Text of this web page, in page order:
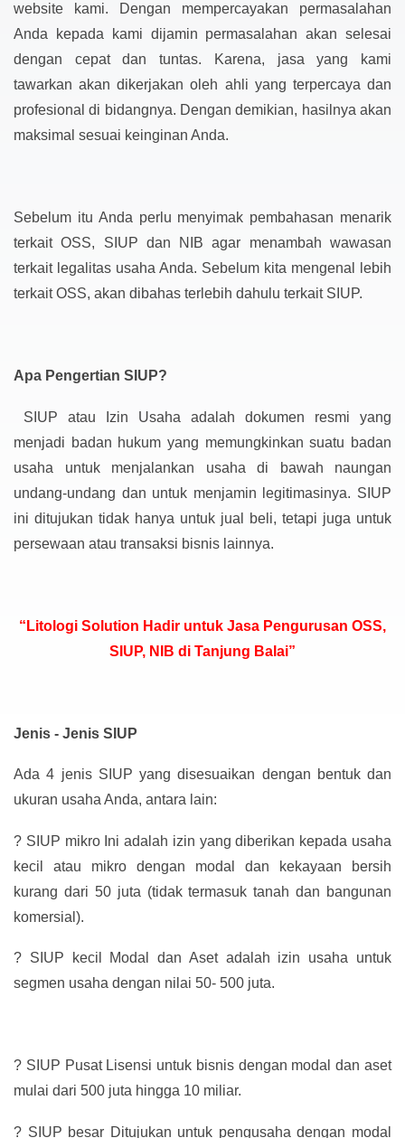
website kami. Dengan mempercayakan permasalahan
Anda kepada kami dijamin permasalahan akan selesai
dengan cepat dan tuntas. Karena, jasa yang kami
tawarkan akan dikerjakan oleh ahli yang terpercaya dan
profesional di bidangnya. Dengan demikian, hasilnya akan
maksimal sesuai keinginan Anda.
Sebelum itu Anda perlu menyimak pembahasan menarik
terkait OSS, SIUP dan NIB agar menambah wawasan
terkait legalitas usaha Anda. Sebelum kita mengenal lebih
terkait OSS, akan dibahas terlebih dahulu terkait SIUP.
Apa Pengertian SIUP?
SIUP atau Izin Usaha adalah dokumen resmi yang
menjadi badan hukum yang memungkinkan suatu badan
usaha untuk menjalankan usaha di bawah naungan
undang-undang dan untuk menjamin legitimasinya. SIUP
ini ditujukan tidak hanya untuk jual beli, tetapi juga untuk
persewaan atau transaksi bisnis lainnya.
“Litologi Solution Hadir untuk Jasa Pengurusan OSS,
SIUP, NIB di Tanjung Balai”
Jenis - Jenis SIUP
Ada 4 jenis SIUP yang disesuaikan dengan bentuk dan
ukuran usaha Anda, antara lain:
? SIUP mikro Ini adalah izin yang diberikan kepada usaha
kecil atau mikro dengan modal dan kekayaan bersih
kurang dari 50 juta (tidak termasuk tanah dan bangunan
komersial).
? SIUP kecil Modal dan Aset adalah izin usaha untuk
segmen usaha dengan nilai 50- 500 juta.
? SIUP Pusat Lisensi untuk bisnis dengan modal dan aset
mulai dari 500 juta hingga 10 miliar.
? SIUP besar Ditujukan untuk pengusaha dengan modal